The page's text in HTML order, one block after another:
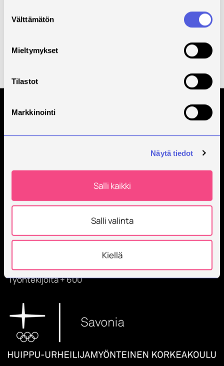
valinta
Välttämätön
Mieltymykset
Tilastot
Markkinointi
Näytä tiedot
Salli kaikki
Salli valinta
Kiellä
Savonian lehtori Riitta Kiiskinen, haastateltavina
bioanalyytikot Ida Taskinen ja Timo Karhunen.
Tilaa Savonian uutiskirje
Savonia on kansainvälinen työelämäläheinen
korkeakoulu, joka kouluttaa, tutkii, kehittää ja
Opiskelijoita + 9000
Työntekijöitä + 600